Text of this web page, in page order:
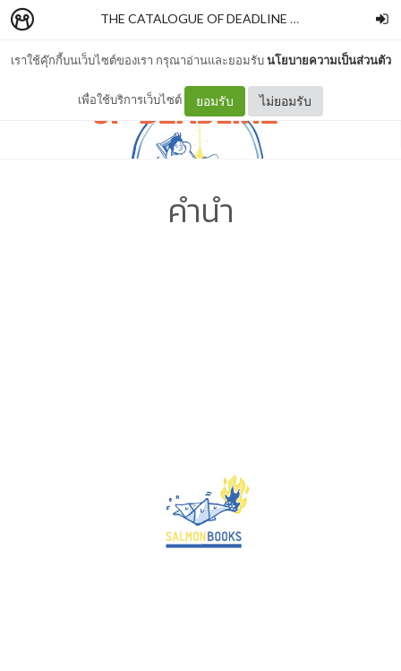
เราใช้คุ๊กกี้บนเว็บไซต์ของเรา กรุณาอ่านและยอมรับนโยบายความเป็นส่วนตัว
เพื่อใช้บริการเว็บไซต์ ยอมรับ ไม่ยอมรับ
THE CATALOGUE OF DEADLINE ล้อเล่นบนเส้นตาย –
คำนำ